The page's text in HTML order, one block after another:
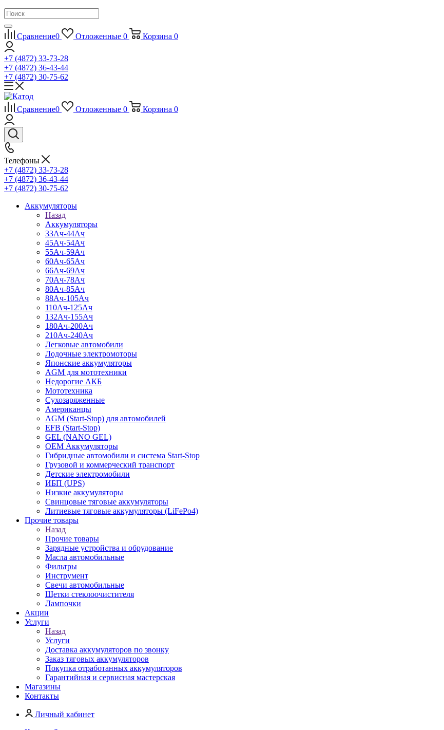
Сравнение0 Отложенные 0 Корзина 0
+7 (4872) 33-73-28
+7 (4872) 36-43-44
+7 (4872) 30-75-62
Сравнение0 Отложенные 0 Корзина 0
Телефоны
+7 (4872) 33-73-28
+7 (4872) 36-43-44
+7 (4872) 30-75-62
Аккумуляторы
Назад
Аккумуляторы
33Ач-44Ач
45Ач-54Ач
55Ач-59Ач
60Ач-65Ач
66Ач-69Ач
70Ач-78Ач
80Ач-85Ач
88Ач-105Ач
110Ач-125Ач
132Ач-155Ач
180Ач-200Ач
210Ач-240Ач
Легковые автомобили
Лодочные электромоторы
Японские аккумуляторы
AGM для мототехники
Недорогие АКБ
Мототехника
Сухозаряженные
Американцы
AGM (Start-Stop) для автомобилей
EFB (Start-Stop)
GEL (NANO GEL)
OEM Аккумуляторы
Гибридные автомобили и система Start-Stop
Грузовой и коммерческий транспорт
Детские электромобили
ИБП (UPS)
Низкие аккумуляторы
Свинцовые тяговые аккумуляторы
Литиевые тяговые аккумуляторы (LiFePo4)
Прочие товары
Назад
Прочие товары
Зарядные устройства и обрудование
Масла автомобильные
Фильтры
Инструмент
Свечи автомобильные
Щетки стеклоочистителя
Лампочки
Акции
Услуги
Назад
Услуги
Доставка аккумуляторов по звонку
Заказ тяговых аккумуляторов
Покупка отработанных аккумуляторов
Гарантийная и сервисная мастерская
Магазины
Контакты
Личный кабинет